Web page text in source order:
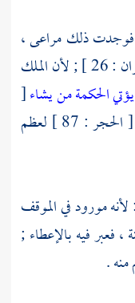
ذلك مراعى ،
[ آل عمران : 26 ] ; لأن الملك
يؤتي الحكمة من يشاء[
[ الحجر : 87 ] لعظم
: 1 ] : لأنه مورود في الموقف
فعبر فيه بالإعطاء ;
.